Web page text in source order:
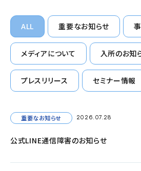
ALL 重要なお知らせ
メディアについて 入所のお知
プレスリリース セミナー情報
重要なお知らせ 2026.07.28
公式LINE通信障害のお知らせ